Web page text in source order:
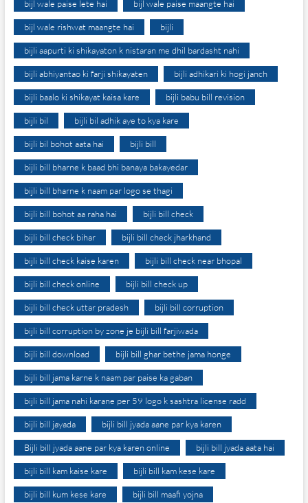
bijl wale paise lete hai bijl wale paise maangte hai
bijl wale rishwat maangte hai bijli
bijli aapurti ki shikayaton k nistaran me dhil bardasht nahi
bijli abhiyantao ki farji shikayaten bijli adhikari ki hogi janch
bijli baalo ki shikayat kaisa kare bijli babu bill revision
bijli bil bijli bil adhik aye to kya kare
bijli bil bohot aata hai bijli bill
bijli bill bharne k baad bhi banaya bakayedar
bijli bill bharne k naam par logo se thagi
bijli bill bohot aa raha hai bijli bill check
bijli bill check bihar bijli bill check jharkhand
bijli bill check kaise karen bijli bill check near bhopal
bijli bill check online bijli bill check up
bijli bill check uttar pradesh bijli bill corruption
bijli bill corruption by zone je bijli bill farjiwada
bijli bill download bijli bill ghar bethe jama honge
bijli bill jama karne k naam par paise ka gaban
bijli bill jama nahi karane per 59 logo k sashtra license radd
bijli bill jayada bijli bill jyada aane par kya karen
Bijli bill jyada aane par kya karen online bijli bill jyada aata hai
bijli bill kam kaise kare bijli bill kam kese kare
bijli bill kum kese kare bijli bill maafi yojna